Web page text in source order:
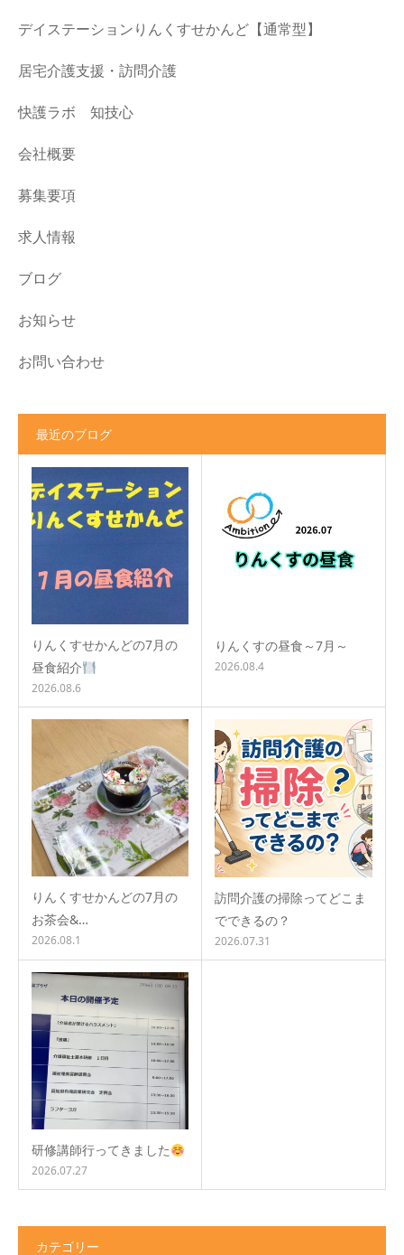
デイステーションりんくすせかんど【通常型】
居宅介護支援・訪問介護
快護ラボ 知技心
会社概要
募集要項
求人情報
ブログ
お知らせ
お問い合わせ
最近のブログ
りんくすせかんどの7月の
昼食紹介
2026.08.6
りんくすの昼食～7月～
2026.08.4
りんくすせかんどの7月の
お茶会&…
2026.08.1
訪問介護の掃除ってどこま
でできるの？
2026.07.31
研修講師行ってきました
2026.07.27
カテゴリー